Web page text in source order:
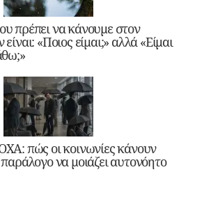
πρέπει να κάνουμε στον
«Ποιος είμαι;» αλλά «Είμαι
πώς οι κοινωνίες κάνουν
να μοιάζει αυτονόητο